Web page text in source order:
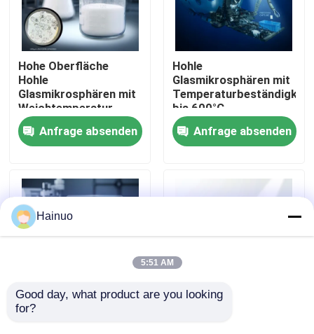
VR Show
Über uns
Fabrik Tour
Qualitätskontrolle
Kontakt
Nachrichten
Hohe Oberfläche
Hohle
Glasmikrosphären mit
Weichtemperatur
855°C und
ausgezeichneter
chemischer
Anfrage absenden
Hohle
Glasmikrosphären mit
Temperaturbeständigkeit
bis 600°C,
Druckfestigkeit 4-
125MPa und
Dielektrikkonstante
Anfrage absenden
Hohle
Hainuo
5:51 AM
Good day, what product are you looking
for?